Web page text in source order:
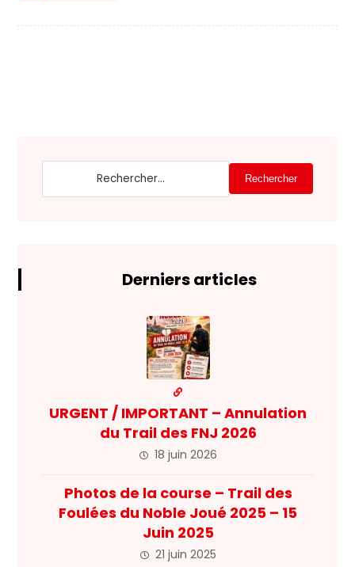
Rechercher
Derniers articles
URGENT / IMPORTANT – Annulation
du Trail des FNJ 2026
18 juin 2026
Photos de la course – Trail des
Foulées du Noble Joué 2025 – 15
Juin 2025
21 juin 2025